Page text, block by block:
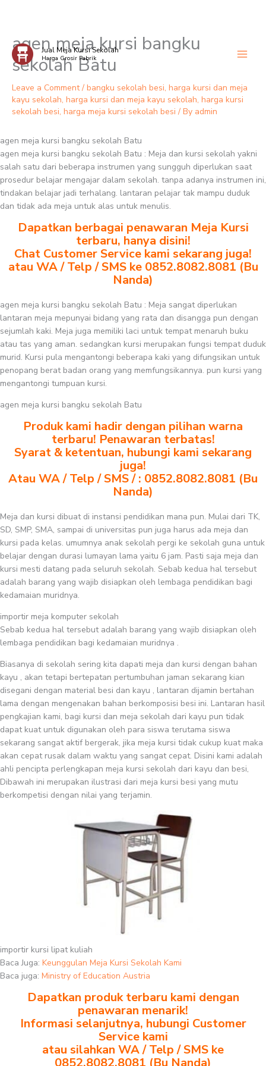
Skip
content
Jual Meja Kursi Sekolah
Harga Grosir Pabrik
agen meja kursi bangku
sekolah Batu
Leave a Comment / bangku sekolah besi, harga kursi dan meja
kayu sekolah, harga kursi dan meja kayu sekolah, harga kursi
sekolah besi, harga meja kursi sekolah besi / By admin
agen meja kursi bangku sekolah Batu
agen meja kursi bangku sekolah Batu : Meja dan kursi sekolah yakni
salah satu dari beberapa instrumen yang sungguh diperlukan saat
prosedur belajar mengajar dalam sekolah. tanpa adanya instrumen ini,
tindakan belajar jadi terhalang. lantaran pelajar tak mampu duduk
dan tidak ada meja untuk alas untuk menulis.
Dapatkan berbagai penawaran Meja Kursi
terbaru, hanya disini!
Chat Customer Service kami sekarang juga!
atau WA / Telp / SMS ke 0852.8082.8081 (Bu
Nanda)
agen meja kursi bangku sekolah Batu : Meja sangat diperlukan
lantaran meja mepunyai bidang yang rata dan disangga pun dengan
sejumlah kaki. Meja juga memiliki laci untuk tempat menaruh buku
atau tas yang aman. sedangkan kursi merupakan fungsi tempat duduk
murid. Kursi pula mengantongi beberapa kaki yang difungsikan untuk
penopang berat badan orang yang memfungsikannya. pun kursi yang
mengantongi tumpuan kursi.
agen meja kursi bangku sekolah Batu
Produk kami hadir dengan pilihan warna
terbaru! Penawaran terbatas!
Syarat & ketentuan, hubungi kami sekarang
juga!
Atau WA / Telp / SMS / : 0852.8082.8081 (Bu
Nanda)
Meja dan kursi dibuat di instansi pendidikan mana pun. Mulai dari TK,
SD, SMP, SMA, sampai di universitas pun juga harus ada meja dan
kursi pada kelas. umumnya anak sekolah pergi ke sekolah guna untuk
belajar dengan durasi lumayan lama yaitu 6 jam. Pasti saja meja dan
kursi mesti datang pada seluruh sekolah. Sebab kedua hal tersebut
adalah barang yang wajib disiapkan oleh lembaga pendidikan bagi
kedamaian muridnya.
importir meja komputer sekolah
Sebab kedua hal tersebut adalah barang yang wajib disiapkan oleh
lembaga pendidikan bagi kedamaian muridnya .
Biasanya di sekolah sering kita dapati meja dan kursi dengan bahan
kayu , akan tetapi bertepatan pertumbuhan jaman sekarang kian
disegani dengan material besi dan kayu , lantaran dijamin bertahan
lama dengan mengenakan bahan berkomposisi besi ini. Lantaran hasil
pengkajian kami, bagi kursi dan meja sekolah dari kayu pun tidak
dapat kuat untuk digunakan oleh para siswa terutama siswa
sekarang sangat aktif bergerak, jika meja kursi tidak cukup kuat maka
akan cepat rusak dalam waktu yang sangat cepat. Disini kami adalah
ahli pencipta perlengkapan meja kursi sekolah dari kayu dan besi,
Dibawah ini merupakan ilustrasi dari meja kursi besi yang mutu
berkompetisi dengan nilai yang terjamin.
importir kursi lipat kuliah
Baca Juga: Keunggulan Meja Kursi Sekolah Kami
Baca juga: Ministry of Education Austria
Dapatkan produk terbaru kami dengan
penawaran menarik!
Informasi selanjutnya, hubungi Customer
Service kami
atau silahkan WA / Telp / SMS ke
0852.8082.8081 (Bu Nanda)